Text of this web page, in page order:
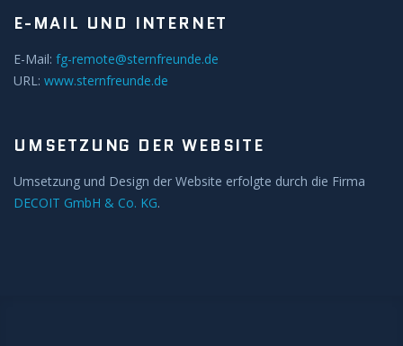
Hakos
Aktuelles
E-MAIL UND INTERNET
E-Mail: fg-remote@sternfreunde.de
URL: www.sternfreunde.de
UMSETZUNG DER WEBSITE
Umsetzung und Design der Website erfolgte durch die Firma
DECOIT GmbH & Co. KG.